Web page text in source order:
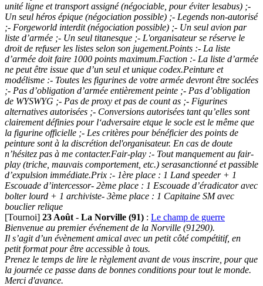
unité ligne et transport assigné (négociable, pour éviter lesabus) ;-
Un seul héros épique (négociation possible) ;- Legends non-autorisé
;- Forgeworld interdit (négociation possible) ;- Un seul avion par
liste d’armée ;- Un seul titanesque ;- L'organisateur se réserve le
droit de refuser les listes selon son jugement.Points :- La liste
d’armée doit faire 1000 points maximum.Faction :- La liste d’armée
ne peut être issue que d’un seul et unique codex.Peinture et
modélisme :- Toutes les figurines de votre armée devront être soclées
;- Pas d’obligation d’armée entièrement peinte ;- Pas d’obligation
de WYSWYG ;- Pas de proxy et pas de count as ;- Figurines
alternatives autorisées ;- Conversions autorisées tant qu’elles sont
clairement définies pour l‘adversaire etque le socle est le même que
la figurine officielle ;- Les critères pour bénéficier des points de
peinture sont à la discrétion del'organisateur. En cas de doute
n’hésitez pas à me contacter.Fair-play :- Tout manquement au fair-
play (triche, mauvais comportement, etc.) serasanctionné et passible
d’expulsion immédiate.Prix :- 1ère place : 1 Land speeder + 1
Escouade d’intercessor- 2ème place : 1 Escouade d’éradicator avec
bolter lourd + 1 archiviste- 3ème place : 1 Capitaine SM avec
bouclier relique
[Tournoi] 23 Août - La Norville (91) : Le champ de guerre
Bienvenue au premier événement de la Norville (91290).
Il s’agit d’un évènement amical avec un petit côté compétitif, en
petit format pour être accessible à tous.
Prenez le temps de lire le règlement avant de vous inscrire, pour que
la journée ce passe dans de bonnes conditions pour tout le monde.
Merci d'avance.